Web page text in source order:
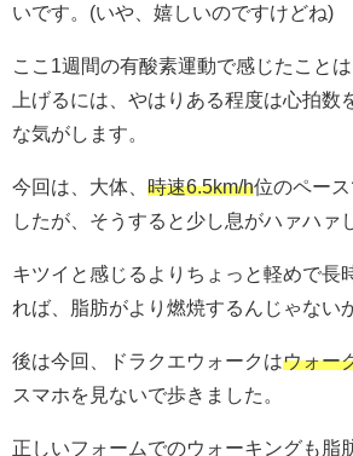
いです。(いや、嬉しいのですけどね)
ここ1週間の有酸素運動で感じたこと
上げるには、やはりある程度は心拍数
な気がします。
今回は、大体、 時速6.5km/h位のペー
したが、そうすると少し息がハァハァ
キツイと感じるよりちょっと軽めで長
れば、脂肪がより燃焼するんじゃない
後は今回、ドラクエウォークはウォー
スマホを見ないで歩きました。
正しいフォームでのウォーキングも脂